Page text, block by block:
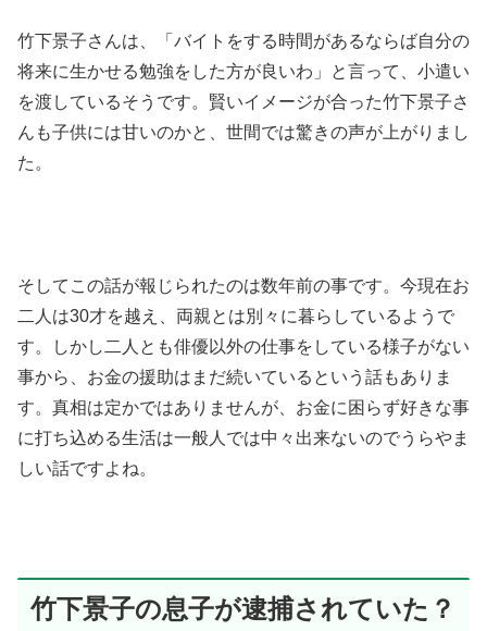
竹下景子さんは、「バイトをする時間があるならば自分の
将来に生かせる勉強をした方が良いわ」と言って、小遣い
を渡しているそうです。賢いイメージが合った竹下景子さ
んも子供には甘いのかと、世間では驚きの声が上がりまし
た。
そしてこの話が報じられたのは数年前の事です。今現在お
二人は30才を越え、両親とは別々に暮らしているようで
す。しかし二人とも俳優以外の仕事をしている様子がない
事から、お金の援助はまだ続いているという話もありま
す。真相は定かではありませんが、お金に困らず好きな事
に打ち込める生活は一般人では中々出来ないのでうらやま
しい話ですよね。
竹下景子の息子が逮捕されていた？